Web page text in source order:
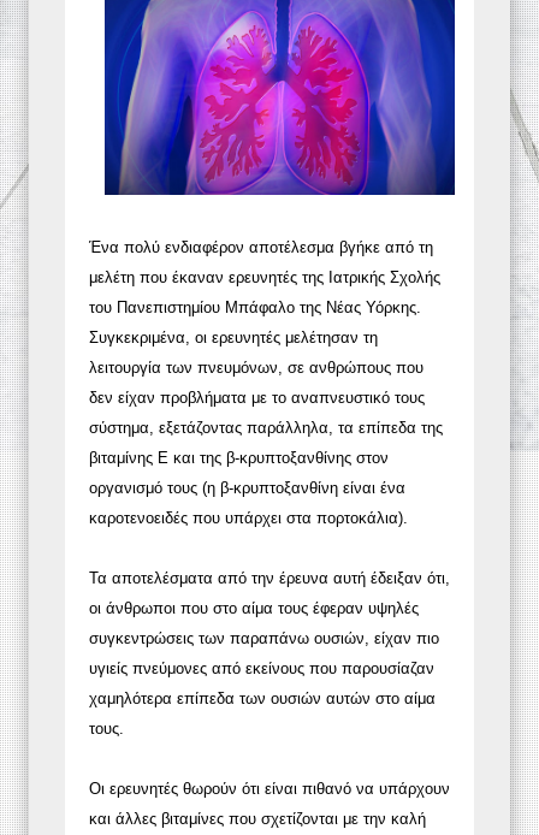
Ένα πολύ ενδιαφέρον αποτέλεσμα βγήκε από τη
μελέτη που έκαναν ερευνητές της Ιατρικής Σχολής
του Πανεπιστημίου Μπάφαλο της Νέας Υόρκης.
Συγκεκριμένα, οι ερευνητές μελέτησαν τη
λειτουργία των πνευμόνων, σε ανθρώπους που
δεν είχαν προβλήματα με το αναπνευστικό τους
σύστημα, εξετάζοντας παράλληλα, τα επίπεδα της
βιταμίνης Ε και της β-κρυπτοξανθίνης στον
οργανισμό τους (η β-κρυπτοξανθίνη είναι ένα
καροτενοειδές που υπάρχει στα πορτοκάλια).
Τα αποτελέσματα από την έρευνα αυτή έδειξαν ότι,
οι άνθρωποι που στο αίμα τους έφεραν υψηλές
συγκεντρώσεις των παραπάνω ουσιών, είχαν πιο
υγιείς πνεύμονες από εκείνους που παρουσίαζαν
χαμηλότερα επίπεδα των ουσιών αυτών στο αίμα
τους.
Οι ερευνητές θωρούν ότι είναι πιθανό να υπάρχουν
και άλλες βιταμίνες που σχετίζονται με την καλή